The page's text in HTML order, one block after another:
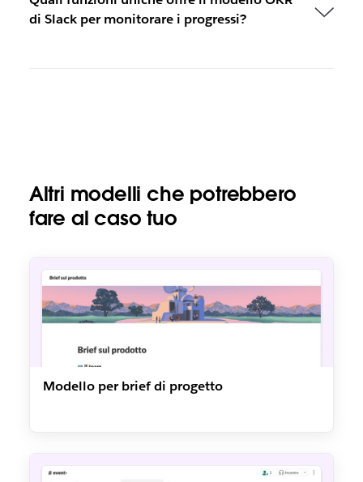
di Slack per monitorare i progressi?
Altri modelli che potrebbero
fare al caso tuo
Modello per brief di progetto